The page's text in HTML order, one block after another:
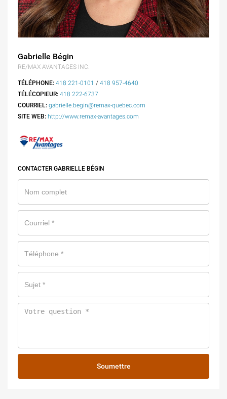
Gabrielle Bégin
RE/MAX AVANTAGES INC.
TÉLÉPHONE: 418 221-0101 / 418 957-4640
TÉLÉCOPIEUR: 418 222-6737
COURRIEL: gabrielle.begin@remax-quebec.com
SITE WEB: http://www.remax-avantages.com
CONTACTER GABRIELLE BÉGIN
Soumettre